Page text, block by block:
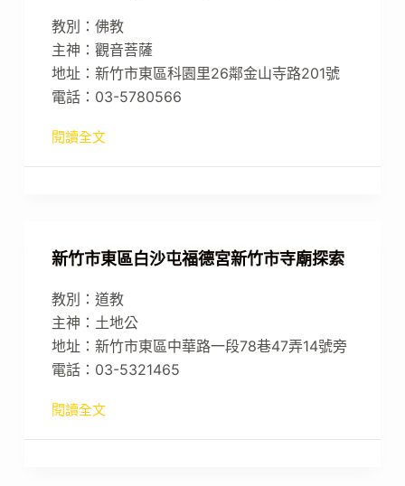
教別：佛教
主神：觀音菩薩
地址：新竹市東區科園里26鄰金山寺路201號
電話：03-5780566
閱讀全文
新竹市東區白沙屯福德宮新竹市寺廟探索
教別：道教
主神：土地公
地址：新竹市東區中華路一段78巷47弄14號旁
電話：03-5321465
閱讀全文